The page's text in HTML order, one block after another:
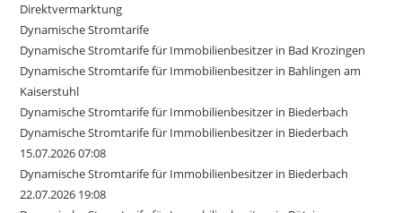
Direktvermarktung
Dynamische Stromtarife
Dynamische Stromtarife für Immobilienbesitzer in Bad Krozingen
Dynamische Stromtarife für Immobilienbesitzer in Bahlingen am
Kaiserstuhl
Dynamische Stromtarife für Immobilienbesitzer in Biederbach
Dynamische Stromtarife für Immobilienbesitzer in Biederbach
15.07.2026 07:08
Dynamische Stromtarife für Immobilienbesitzer in Biederbach
22.07.2026 19:08